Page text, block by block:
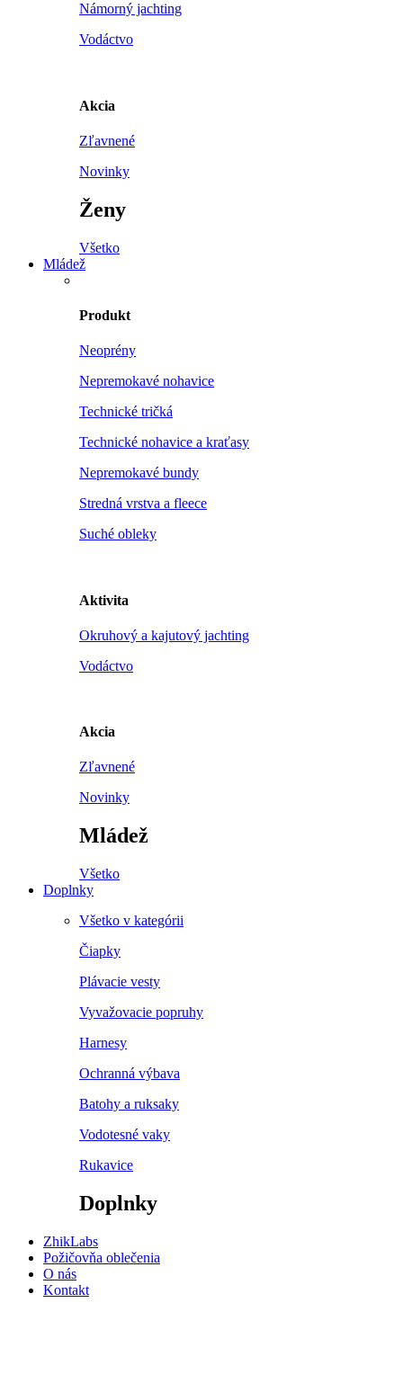
Námorný jachting
Vodáctvo
Akcia
Zľavnené
Novinky
Ženy
Všetko
Mládež
Produkt
Neoprény
Nepremokavé nohavice
Technické tričká
Technické nohavice a kraťasy
Nepremokavé bundy
Stredná vrstva a fleece
Suché obleky
Aktivita
Okruhový a kajutový jachting
Vodáctvo
Akcia
Zľavnené
Novinky
Mládež
Všetko
Doplnky
Všetko v kategórii
Čiapky
Plávacie vesty
Vyvažovacie popruhy
Harnesy
Ochranná výbava
Batohy a ruksaky
Vodotesné vaky
Rukavice
Doplnky
ZhikLabs
Požičovňa oblečenia
O nás
Kontakt